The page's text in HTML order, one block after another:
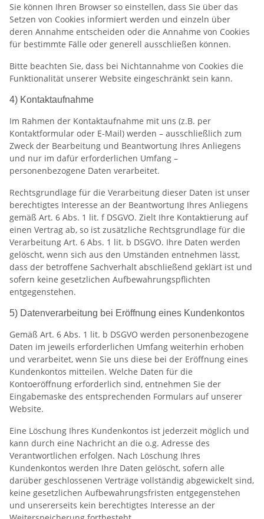
Sie können Ihren Browser so einstellen, dass Sie über das
Setzen von Cookies informiert werden und einzeln über
deren Annahme entscheiden oder die Annahme von Cookies
für bestimmte Fälle oder generell ausschließen können.
Bitte beachten Sie, dass bei Nichtannahme von Cookies die
Funktionalität unserer Website eingeschränkt sein kann.
4) Kontaktaufnahme
Im Rahmen der Kontaktaufnahme mit uns (z.B. per
Kontaktformular oder E-Mail) werden – ausschließlich zum
Zweck der Bearbeitung und Beantwortung Ihres Anliegens
und nur im dafür erforderlichen Umfang –
personenbezogene Daten verarbeitet.
Rechtsgrundlage für die Verarbeitung dieser Daten ist unser
berechtigtes Interesse an der Beantwortung Ihres Anliegens
gemäß Art. 6 Abs. 1 lit. f DSGVO. Zielt Ihre Kontaktierung auf
einen Vertrag ab, so ist zusätzliche Rechtsgrundlage für die
Verarbeitung Art. 6 Abs. 1 lit. b DSGVO. Ihre Daten werden
gelöscht, wenn sich aus den Umständen entnehmen lässt,
dass der betroffene Sachverhalt abschließend geklärt ist und
sofern keine gesetzlichen Aufbewahrungspflichten
entgegenstehen.
5) Datenverarbeitung bei Eröffnung eines Kundenkontos
Gemäß Art. 6 Abs. 1 lit. b DSGVO werden personenbezogene
Daten im jeweils erforderlichen Umfang weiterhin erhoben
und verarbeitet, wenn Sie uns diese bei der Eröffnung eines
Kundenkontos mitteilen. Welche Daten für die
Kontoeröffnung erforderlich sind, entnehmen Sie der
Eingabemaske des entsprechenden Formulars auf unserer
Website.
Eine Löschung Ihres Kundenkontos ist jederzeit möglich und
kann durch eine Nachricht an die o.g. Adresse des
Verantwortlichen erfolgen. Nach Löschung Ihres
Kundenkontos werden Ihre Daten gelöscht, sofern alle
darüber geschlossenen Verträge vollständig abgewickelt sind,
keine gesetzlichen Aufbewahrungsfristen entgegenstehen
und unsererseits kein berechtigtes Interesse an der